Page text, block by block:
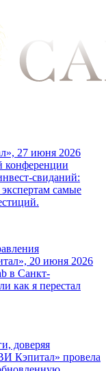
27 июня 2026
конференции
свиданий:
экспертам самые
20 июня 2026
в Санкт-
как я перестал
доверяя
Кэпитал» провела